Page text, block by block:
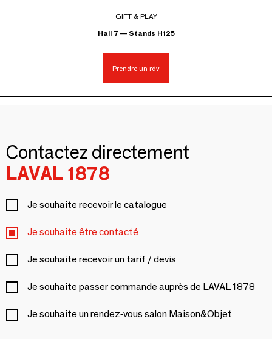
GIFT & PLAY
Hall 7 — Stands H125
Prendre un rdv
Contactez directement
LAVAL 1878
Je souhaite recevoir le catalogue
Je souhaite être contacté
Je souhaite recevoir un tarif / devis
Je souhaite passer commande auprès de LAVAL 1878
Je souhaite un rendez-vous salon Maison&Objet